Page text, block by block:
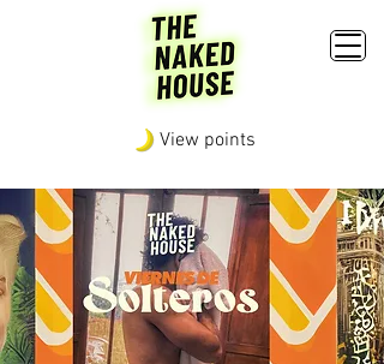
View points